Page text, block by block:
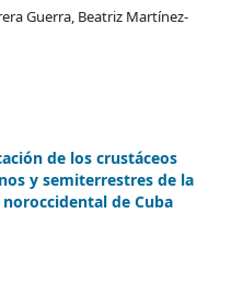
Guerra, Beatriz Martínez-
de los crustáceos
y semiterrestres de la
de Cuba